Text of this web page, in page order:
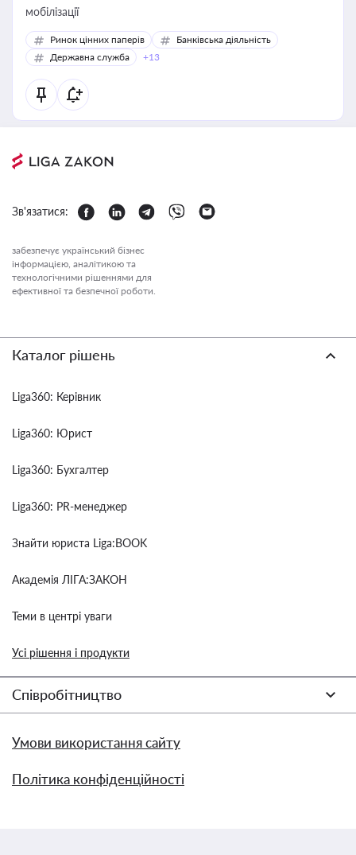
мобілізації
Ринок цінних паперів
Банківська діяльність
Державна служба
+13
Зв'язатися:
забезпечує український бізнес
інформацією, аналітикою та
технологічними рішеннями для
ефективної та безпечної роботи.
Каталог рішень
Liga360: Керівник
Liga360: Юрист
Liga360: Бухгалтер
Liga360: PR-менеджер
Знайти юриста Liga:BOOK
Академія ЛІГА:ЗАКОН
Теми в центрі уваги
Усі рішення і продукти
Співробітництво
Умови використання сайту
Політика конфіденційності